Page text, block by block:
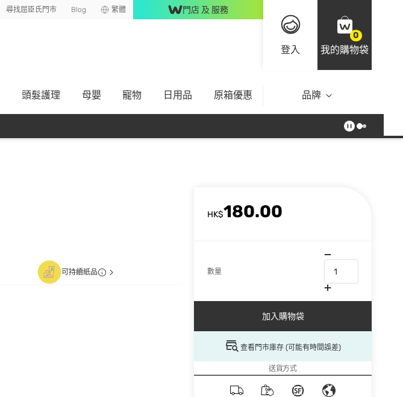
尋找屈臣氏門市 Blog 繁體 門店 及 服務
登入
0
我的購物袋
頭髮護理 母嬰 寵物 日用品 原箱優惠 品牌
HK$180.00
數量
加入購物袋
查看門市庫存 (可能有時間誤差)
送貨方式
可持續紙品